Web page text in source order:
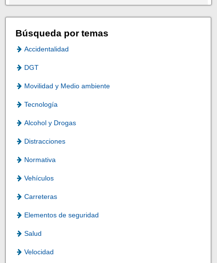
Búsqueda por temas
Accidentalidad
DGT
Movilidad y Medio ambiente
Tecnología
Alcohol y Drogas
Distracciones
Normativa
Vehículos
Carreteras
Elementos de seguridad
Salud
Velocidad